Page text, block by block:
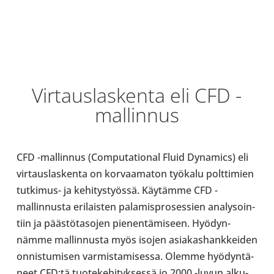
Vir­taus­las­kenta eli CFD -​
mallinnus
CFD -​mallinnus (Com­pu­ta­tio­nal Fluid Dyna­mics) eli
vir­taus­las­kenta on kor­vaa­ma­ton työkalu polt­ti­mien
tutkimus-​ ja kehi­tys­työssä. Käy­tämme CFD -​
mallinnusta eri­lais­ten pala­mis­pro­ses­sien ana­ly­soin­
tiin ja pääs­tö­ta­so­jen pie­nen­tä­mi­seen. Hyö­dyn­
nämme mal­lin­nusta myös isojen asia­kas­hank­kei­den
onnis­tu­mi­sen var­mis­ta­mi­sessa. Olemme hyö­dyn­tä­